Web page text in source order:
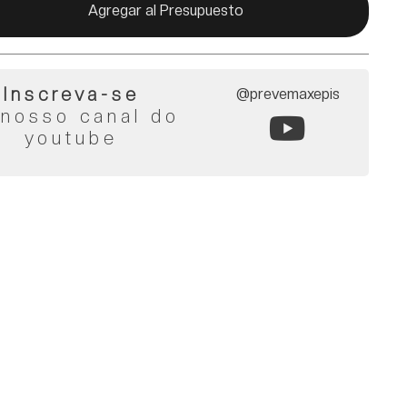
Agregar al Presupuesto
Inscreva-se
canal do
youtube
@prevemaxepis